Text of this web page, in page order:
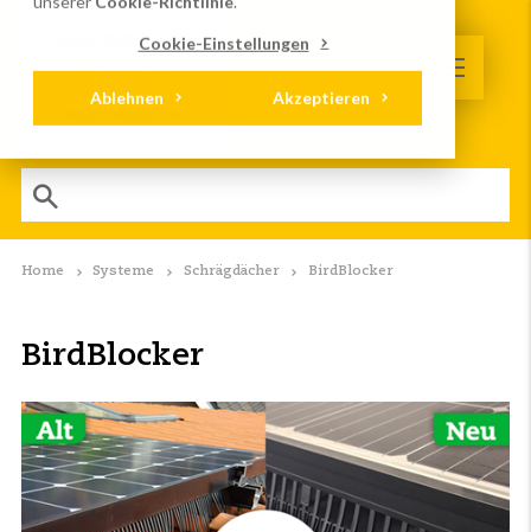
Cookie-Einstellungen
Akzeptieren
Ablehnen
Home Systeme Schrägdächer BirdBlocker
BirdBlocker